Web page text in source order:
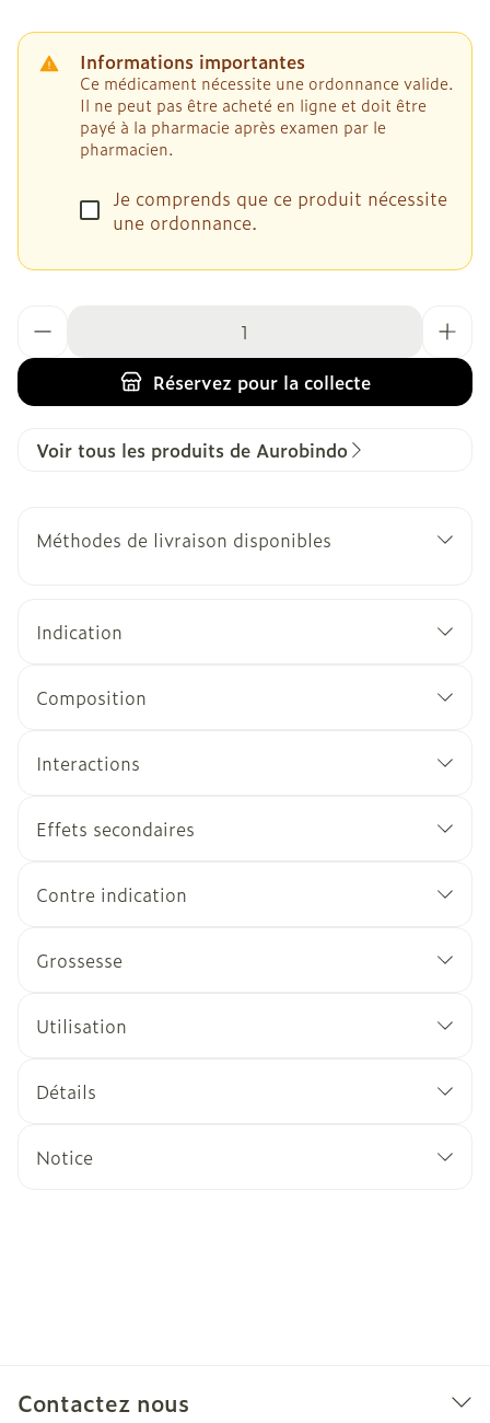
Informations importantes
Ce médicament nécessite une ordonnance valide.
Il ne peut pas être acheté en ligne et doit être
payé à la pharmacie après examen par le
pharmacien.
Je comprends que ce produit nécessite
une ordonnance.
Réservezpour la collecte
Voir tous les produits de Aurobindo
Méthodes de livraison disponibles
Indication
Composition
Interactions
Effets secondaires
Contre indication
Grossesse
Utilisation
Détails
Notice
Contactez nous